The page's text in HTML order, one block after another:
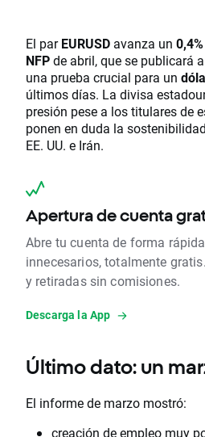
El parEURUSD avanza un 0,4%
NFPde abril, que se publicará
una prueba crucial para un
últimos días. La divisa
presión pese a los titulares de
ponen en duda la
EE. UU. e Irán.
Apertura de cuenta
Abre tu cuenta de forma
innecesarios, totalmente
y retiradas sin comisiones.
Descarga la App
Último dato: un
El informe de marzo mostró:
creación de empleo muy